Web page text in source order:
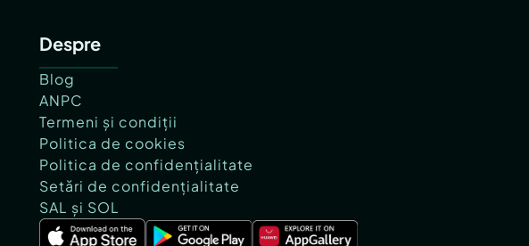
Despre
Blog
ANPC
Termeni și condiții
Politica de cookies
Politica de confidențialitate
Setări de confidențialitate
SAL și SOL